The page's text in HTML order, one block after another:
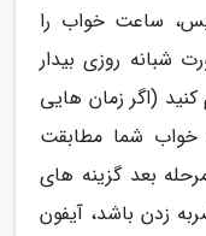
ساعت خواب را
شبانه روزی بیدار
کنید (اگر زمان هایی
خواب شما مطابقت
بعد گزینه های
زدن باشد، آیفون